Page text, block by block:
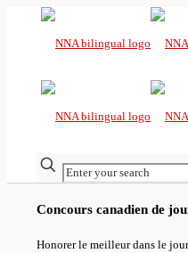
Concours canadien de
Honorer le meilleur dans le